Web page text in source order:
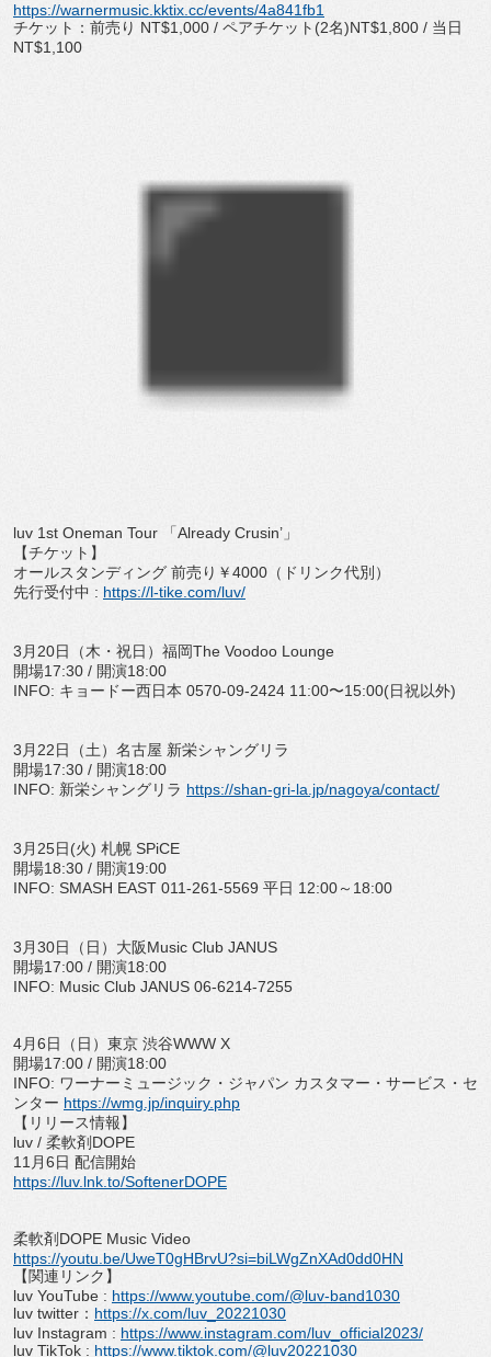
https://warnermusic.kktix.cc/events/4a841fb1
チケット：前売り NT$1,000 / ペアチケット (2名)NT$1,800 / 当日
NT$1,100
luv 1st Oneman Tour 「Already Crusin’ 」
【チケット】
オールスタンディング 前売り￥4000 （ドリンク代別）
先行受付中 : https://l-tike.com/luv/
3月 20日（木・祝日）福岡The Voodoo Lounge
開場17:30 / 開演18:00
INFO: キョードー西日本 0570-09-2424 11:00〜15:00(日祝以外)
3 月 22日（土）名古屋 新栄シャングリラ
開場17:30 / 開演18:00
INFO: 新栄シャングリラ https://shan-gri-la.jp/nagoya/contact/
3 月 25日(火) 札幌 SPiCE
開場18:30 / 開演19:00
INFO: SMASH EAST 011-261-5569 平日 12:00～ 18:00
3 月30日（日）大阪Music Club JANUS
開場17:00 / 開演18:00
INFO: Music Club JANUS 06-6214-7255
4月6日（日）東京 渋谷WWW X
開場17:00 / 開演18:00
INFO: ワーナーミュージック・ジャパン カスタマー・サービス・セ
ンター https://wmg.jp/inquiry.php
【リリース情報】
luv / 柔軟剤 DOPE
11 月6日 配信開始
https://luv.lnk.to/SoftenerDOPE
柔軟剤 DOPE Music Video
https://youtu.be/UweT0gHBrvU?si=biLWgZnXAd0dd0HN
【関連リンク】
luv YouTube : https://www.youtube.com/@luv-band1030
luv twitter ： https://x.com/luv_ 20221030
luv Instagram : https://www.instagram.com/luv_ official2023/
luv TikTok : https://www.tiktok.com/@luv20221030